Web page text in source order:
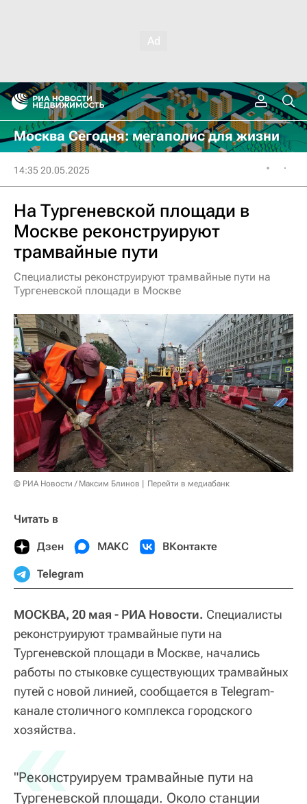
Москва Сегодня: мегаполис для жизни
14:35 20.05.2025
На Тургеневской площади в
Москве реконструируют
трамвайные пути
Специалисты реконструируют трамвайные пути на
Тургеневской площади в Москве
© РИА Новости / Максим Блинов Перейти в медиабанк
Читать в
Дзен МАКС ВКонтакте
Telegram
МОСКВА, 20 мая - РИА Новости. Специалисты
реконструируют трамвайные пути на
Тургеневской площади в Москве, начались
работы по стыковке существующих трамвайных
путей с новой линией, сообщается в Telegram-
канале столичного комплекса городского
хозяйства.
«
"Реконструируем трамвайные пути на
Тургеневской площади. Около станции